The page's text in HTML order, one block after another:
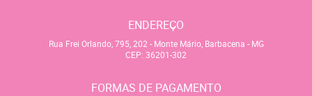
ENDEREÇO
Rua Frei Orlando, 795, 202 - Monte Mário, Barbacena - MG
CEP: 36201-302
FORMAS DE PAGAMENTO